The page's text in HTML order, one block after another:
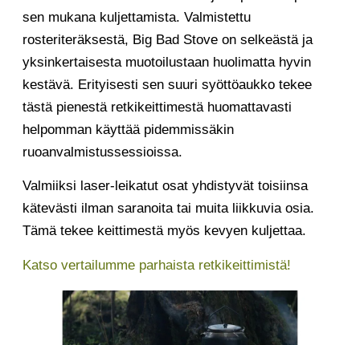
sen mukana kuljettamista. Valmistettu
rosteriteräksestä, Big Bad Stove on selkeästä ja
yksinkertaisesta muotoilustaan huolimatta hyvin
kestävä. Erityisesti sen suuri syöttöaukko tekee
tästä pienestä retkikeittimestä huomattavasti
helpomman käyttää pidemmissäkin
ruoanvalmistussessioissa.
Valmiiksi laser-leikatut osat yhdistyvät toisiinsa
kätevästi ilman saranoita tai muita liikkuvia osia.
Tämä tekee keittimestä myös kevyen kuljettaa.
Katso vertailumme parhaista retkikeittimistä!